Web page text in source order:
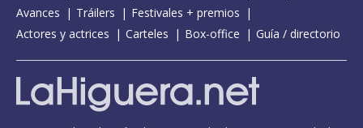
Avances
Tráilers
Festivales + premios
Actores y actrices
Carteles Box-office Guía / directorio